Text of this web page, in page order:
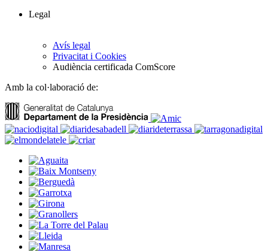
Legal
Avís legal
Privacitat i Cookies
Audiència certificada ComScore
Amb la col·laboració de: